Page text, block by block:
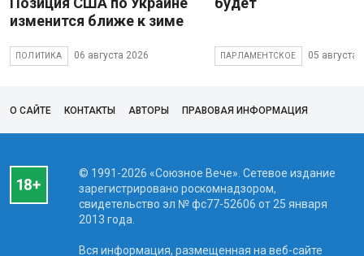
изменится ближе к зиме
ПОЛИТИКА 06 августа 2026 ПАРЛАМЕНТСКОЕ 05 августа
О САЙТЕ КОНТАКТЫ АВТОРЫ ПРАВОВАЯ ИНФОРМАЦИЯ
© 1991-2026 «Союзное Вече». Сетевое издание
зарегистрировано роскомнадзором,
свидетельство эл № фc77-52606 от 25 января
2013 года.
Вся информация, размещенная на веб-сайте